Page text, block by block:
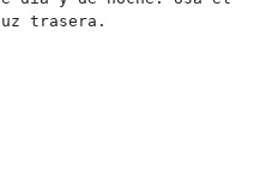
trasera.